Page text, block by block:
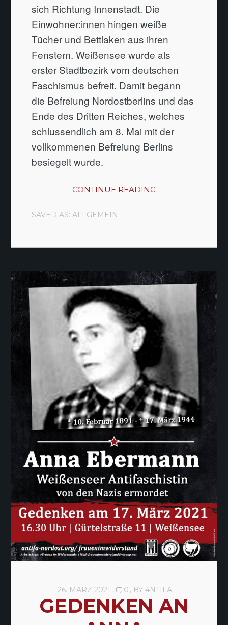
sich Richtung Innenstadt. Die
Einwohner:innen hingen weiße
Tücher und Bettlaken aus ihren
Fenstern. Weißensee wurde als
erster Stadtbezirk vom deutschen
Faschismus befreit. Damit begann
die Befreiung Nordostberlins und das
Ende des Dritten Reiches, welches
schlussendlich am 8. Mai mit der
vollkommenen Befreiung Berlins
besiegelt wurde.
CONTINUE READING
SAVED AS: ALLGEMEIN
26. MÄRZ 2021 0 BY 4NTIFA
GEDENKEN AN